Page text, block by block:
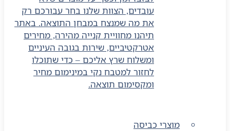
עובדים, הצוות שלנו בחר עבורכם רק
את מה שמנצח במבחן התוצאה. באתר
תיהנו מחוויית קנייה מהירה, מחירים
אטרקטיביים, שירות בגובה העיניים
ומשלוח שרץ אליכם – כדי שתוכלו
לחזור למטבח נקי במינימום מחיר
ומקסימום תוצאה.
מוצרי כביסה